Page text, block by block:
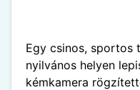
Egy csinos, sportos
nyilvános helyen
kémkamera